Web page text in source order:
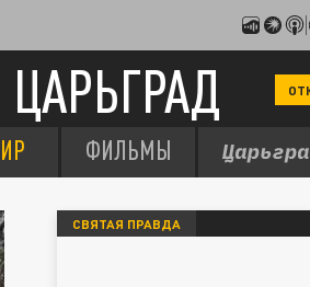
ЦАРЬГРАД
ФИЛЬМЫ
СВЯТАЯ ПРАВДА